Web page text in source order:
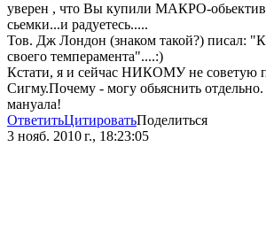
уверен , что Вы купили МАКРО-
сьемки...и радуетесь.....
Тов. Дж Лондон (знаком такой?) писал:
своего темперамента"....:)
Кстати, я и сейчас НИКОМУ не советую
Сигму.Почему - могу обьяснить
мануала!
ОтветитьЦитироватьПоделиться
3 нояб. 2010 г., 18:23:05